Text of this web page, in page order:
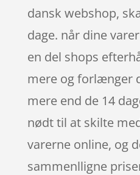
dansk webshop,
dage. når dine
en del shops
mere og forlænger
mere end de 14
nødt til at skilte
varerne online, og
sammenlligne